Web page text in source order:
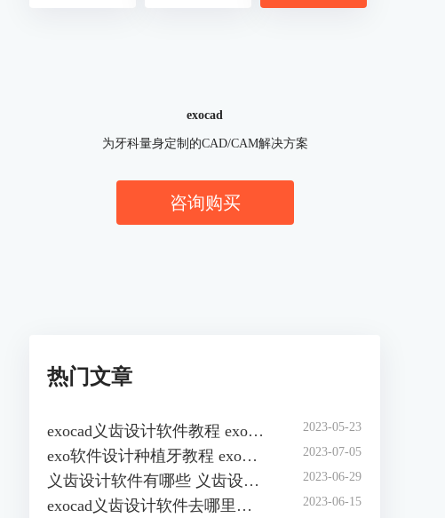
exocad
为牙科量身定制的CAD/CAM解决方案
咨询购买
热门文章
exocad义齿设计软件教程 exocad义齿设计快捷键 2023-05-23
exo软件设计种植牙教程 exo软件设计种植牙冠 2023-07-05
义齿设计软件有哪些 义齿设计软件exo18版和3.0版的区别 2023-06-29
exocad义齿设计软件去哪里买 exo义齿设计软件怎么安装 2023-06-15